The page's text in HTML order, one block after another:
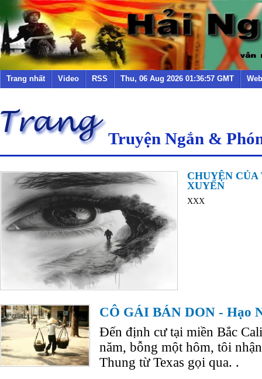
Trang nhất Video RSS Thu, 06 Aug 2026 01:36:57 GMT
Truyện Ngắn &
CHUYỆN
XUYẾN
XXX
CÔ GÁI BÁN DON - Hạo
Đến định cư tại miền Bắc
năm, bỗng một hôm, tôi
Thung từ Texas gọi qua. .